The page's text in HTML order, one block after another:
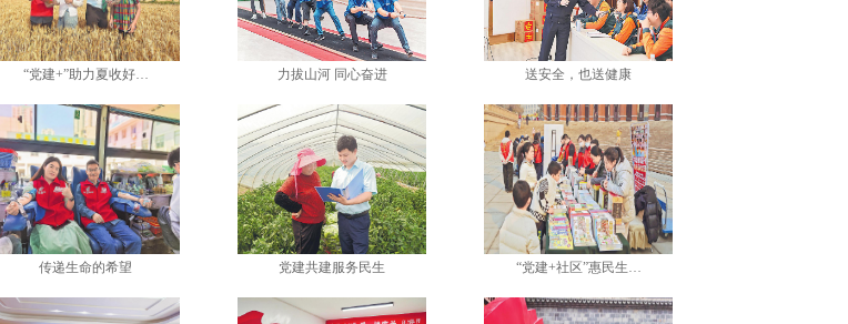
“党建+”助力夏收好… 力拔山河 同心奋进 送安全，也送健康
传递生命的希望 党建共建服务民生 “党建+社区”惠民生…